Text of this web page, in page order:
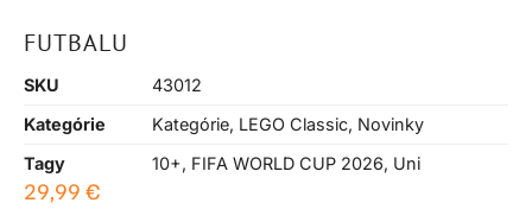
FUTBALU
SKU
43012
Kategórie
Kategórie, LEGO Classic, Novinky
Tagy
10+, FIFA WORLD CUP 2026, Uni
29,99 €